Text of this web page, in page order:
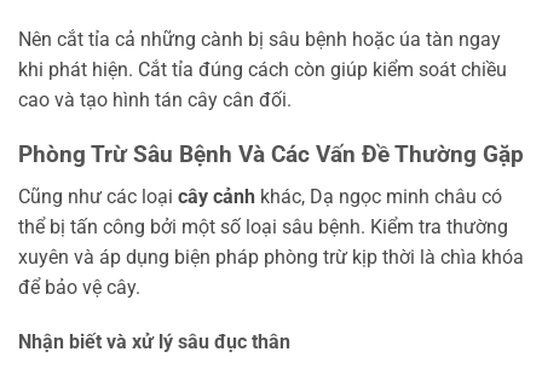
Nên cắt tỉa cả những cành bị sâu bệnh hoặc úa tàn ngay
khi phát hiện. Cắt tỉa đúng cách còn giúp kiểm soát chiều
cao và tạo hình tán cây cân đối.
Phòng Trừ Sâu Bệnh Và Các Vấn Đề Thường Gặp
Cũng như các loại cây cảnh khác, Dạ ngọc minh châu có
thể bị tấn công bởi một số loại sâu bệnh. Kiểm tra thường
xuyên và áp dụng biện pháp phòng trừ kịp thời là chìa khóa
để bảo vệ cây.
Nhận biết và xử lý sâu đục thân